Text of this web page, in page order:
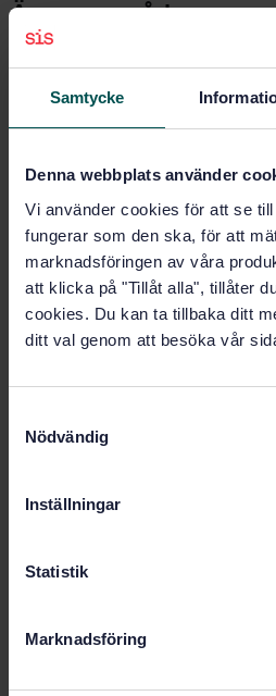
Samtycke
Denna webbplats använder
Vi använder cookies för att se
fungerar som den ska, för att
marknadsföringen av våra
att klicka på "Tillåt alla", tillåter
cookies. Du kan ta tillbaka ditt
ditt val genom att besöka vår
Nödvändig
Inställningar
Statistik
Marknadsföring
Ämnesområden
Brandskydd (13.220.20)
STANDARD
SVENSK STANDARD· SS-EN
Brand och räddning - Fasta
Komponenter för sprinkler och
Del 12: Sprinklerpumpar
Språk: Engelska